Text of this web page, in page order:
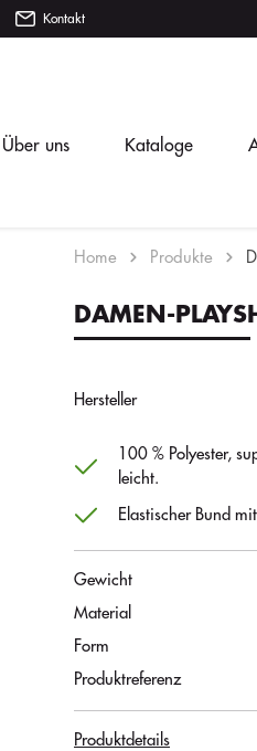
Kontakt
Über uns Kataloge
Home Produkte
DAMEN-
Hersteller
100 % Polyester,
leicht.
Elastischer Bund
Gewicht
Material
Form
Produktreferenz
Produktdetails